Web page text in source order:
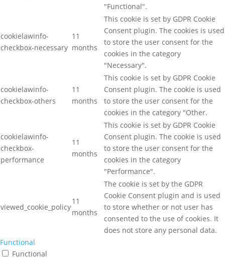
"Functional".
cookielawinfo-
checkbox-necessary
11
months
This cookie is set by GDPR Cookie
Consent plugin. The cookies is used
to store the user consent for the
cookies in the category
"Necessary".
cookielawinfo-
checkbox-others
11
months
This cookie is set by GDPR Cookie
Consent plugin. The cookie is used
to store the user consent for the
cookies in the category "Other.
cookielawinfo-
checkbox-
performance
11
months
This cookie is set by GDPR Cookie
Consent plugin. The cookie is used
to store the user consent for the
cookies in the category
"Performance".
viewed_cookie_policy
11
months
The cookie is set by the GDPR
Cookie Consent plugin and is used
to store whether or not user has
consented to the use of cookies. It
does not store any personal data.
Functional
Functional